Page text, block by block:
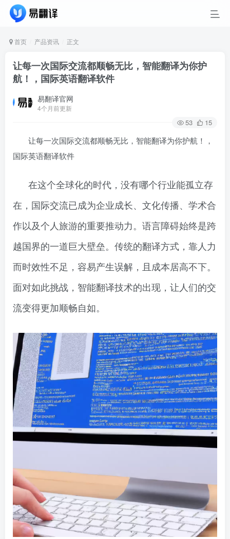
首页 产品资讯 正文
让每一次国际交流都顺畅无比，智能翻译为你护
航！，国际英语翻译软件
易翻译官网
4个月前更新
53 15
让每一次国际交流都顺畅无比，智能翻译为你护航！，
国际英语翻译软件
在这个全球化的时代，没有哪个行业能孤立存
在，国际交流已成为企业成长、文化传播、学术合
作以及个人旅游的重要推动力。语言障碍始终是跨
越国界的一道巨大壁垒。传统的翻译方式，靠人力
而时效性不足，容易产生误解，且成本居高不下。
面对如此挑战，智能翻译技术的出现，让人们的交
流变得更加顺畅自如。